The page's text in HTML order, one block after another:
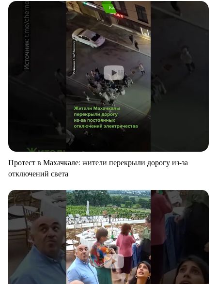
Протест в Махачкале: жители перекрыли дорогу из-за
отключений света